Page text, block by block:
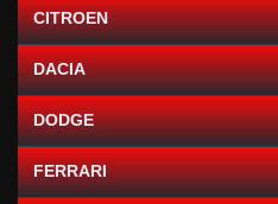
CITROEN
DACIA
DODGE
FERRARI